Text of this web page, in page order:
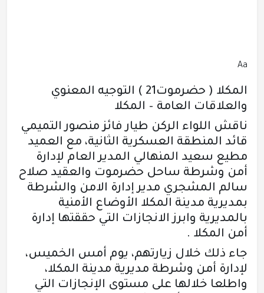
Aa
المكلا ( حضرموت21 ) التوجيه المعنوي
والعلاقات العامة – المكلا
ناقش اللواء الركن طيار فائز منصور التميمي
قائد المنطقة العسكرية الثانية، مع العميد
مطيع سعيد المنهالي المدير العام لإدارة
أمن وشرطة ساحل حضرموت والعقيد صلاح
سالم المشجري مدير إدارة الامن والشرطة
بمديرية مدينة المكلا الأوضاع الأمنية
بالمديرية وابرز الانجازات التي حققتها إدارة
أمن المكلا .
جاء ذلك خلال زيارتهم، يوم أمس الخميس،
لإدارة أمن وشرطة مديرية مدينة المكلا،
واطلعا خلالها على مستوى الإنجازات التي